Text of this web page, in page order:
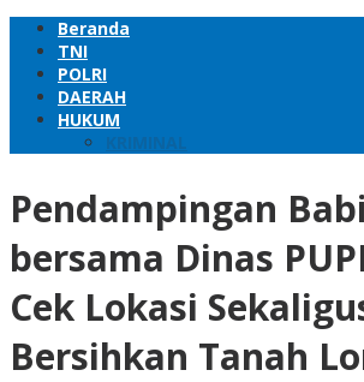
Beranda
TNI
POLRI
DAERAH
HUKUM
KRIMINAL
Pendampingan
bersama Dinas
Cek Lokasi
Bersihkan Tanah